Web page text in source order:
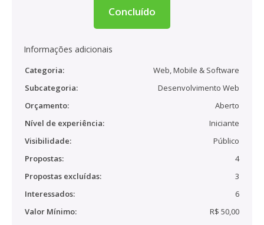
Concluído
Informações adicionais
Categoria:
Web, Mobile & Software
Subcategoria:
Desenvolvimento Web
Orçamento:
Aberto
Nível de experiência:
Iniciante
Visibilidade:
Público
Propostas:
4
Propostas excluídas:
3
Interessados:
6
Valor Mínimo:
R$ 50,00